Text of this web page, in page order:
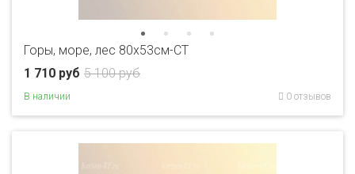
Горы, море, лес 80x53см-CT
5 100 руб
1 710 руб
В наличии 0 отзывов